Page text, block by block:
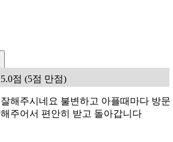
점 (5점 만점)
해주시네요 불변하고 아플때마다 방문
주어서 편안히 받고 돌아갑니다